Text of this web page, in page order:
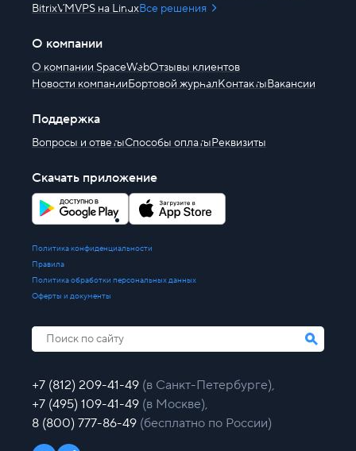
BitrixVMVPS на LinuxВсе решения
О компании
О компании SpaceWebОтзывы клиентов
Новости компанииБортовой журналКонтактыВакансии
Поддержка
Вопросы и ответыСпособы оплатыРеквизиты
Скачать приложение
Политика конфиденциальности
Правила
Политика обработки персональных данных
Оферты и документы
+7 (812) 209-41-49 (в Санкт-Петербурге),
+7 (495) 109-41-49 (в Москве),
8 (800) 777-86-49 (бесплатно по России)